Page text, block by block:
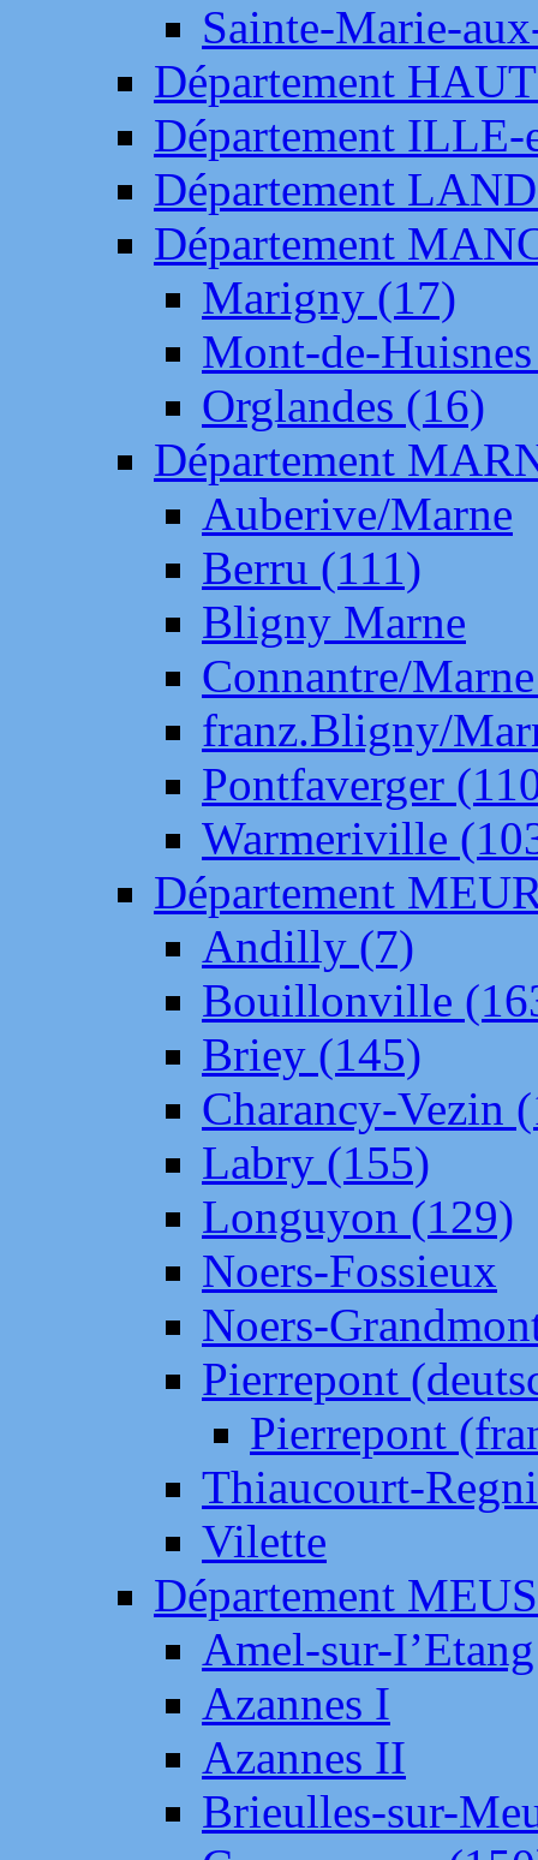
Sainte-Marie-
Département
Département
Département
Département
Marigny (17)
Mont-de-
Orglandes (16)
Département
Auberive/Marne
Berru (111)
Bligny Marne
Connantre/
franz.Bligny/
Pontfaverger
Warmeriville
Département
Andilly (7)
Bouillonville
Briey (145)
Charancy-Vezin
Labry (155)
Longuyon (129)
Noers-Fossieux
Noers-
Pierrepont
Pierrepont
Thiaucourt-
Vilette
Département
Amel-sur-
Azannes I
Azannes II
Brieulles-sur-